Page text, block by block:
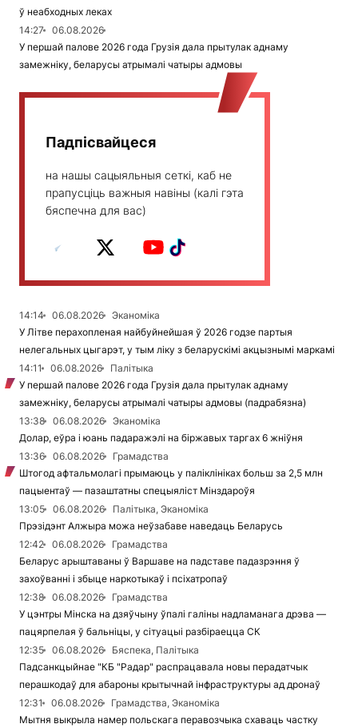
ў неабходных леках
14:27
06.08.2026
У першай палове 2026 года Грузія дала прытулак аднаму
замежніку, беларусы атрымалі чатыры адмовы
Падпісвайцеся
на нашы сацыяльныя сеткі, каб не
прапусціць важныя навіны (калі гэта
бяспечна для вас)
14:14 06.08.2026
Эканоміка
У Літве перахопленая найбуйнейшая ў 2026 годзе партыя
нелегальных цыгарэт, у тым ліку з беларускімі акцызнымі маркамі
14:11
06.08.2026
Палітыка
У першай палове 2026 года Грузія дала прытулак аднаму
замежніку, беларусы атрымалі чатыры адмовы (падрабязна)
13:38
06.08.2026
Эканоміка
Долар, еўра і юань падаражэлі на біржавых таргах 6 жніўня
13:36
06.08.2026
Грамадства
Штогод афтальмолагі прымаюць у паліклініках больш за 2,5 млн
пацыентаў — пазаштатны спецыяліст Мінздароўя
13:05
06.08.2026
Палітыка, Эканоміка
Прэзідэнт Алжыра можа неўзабаве наведаць Беларусь
12:42
06.08.2026
Грамадства
Беларус арыштаваны ў Варшаве на падставе падазрэння ў
захоўванні і збыце наркотыкаў і псіхатропаў
12:38
06.08.2026
Грамадства
У цэнтры Мінска на дзяўчыну ўпалі галіны надламанага дрэва —
пацярпелая ў бальніцы, у сітуацыі разбіраецца СК
12:35
06.08.2026
Бяспека, Палітыка
Падсанкцыйнае "КБ "Радар" распрацавала новы перадатчык
перашкодаў для абароны крытычнай інфраструктуры ад дронаў
12:31
06.08.2026
Грамадства, Эканоміка
Мытня выкрыла намер польскага перавозчыка схаваць частку